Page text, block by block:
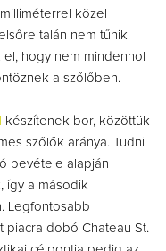
közel
talán nem tűnik
hogy nem mindenhol
a szőlőben.
készítenek bor, közöttük
szőlők aránya. Tudni
bevétele alapján
így a második
Legfontosabb
piacra dobó Chateau St.